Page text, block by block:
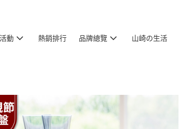
動 熱銷排行 品牌總覽 山崎の生活